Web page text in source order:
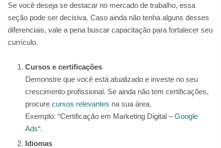
Se você deseja se destacar no mercado de trabalho, essa
seção pode ser decisiva. Caso ainda não tenha alguns desses
diferenciais, vale a pena buscar capacitação para fortalecer seu
currículo.
Cursos e certificações
Demonstre que você está atualizado e investe no seu
crescimento profissional. Se ainda não tem certificações,
procure cursos relevantes na sua área.
Exemplo: “Certificação em Marketing Digital –Google
Ads“.
Idiomas